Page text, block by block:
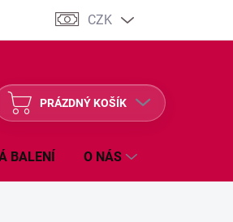
CZK
NÁKUPNÍ
KOŠÍK
PRÁZDNÝ KOŠÍK
BALENÍ O NÁS